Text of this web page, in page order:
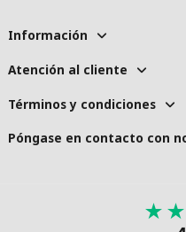
Información
Atención al cliente
Términos y condiciones
Póngase en contacto con
★ ★